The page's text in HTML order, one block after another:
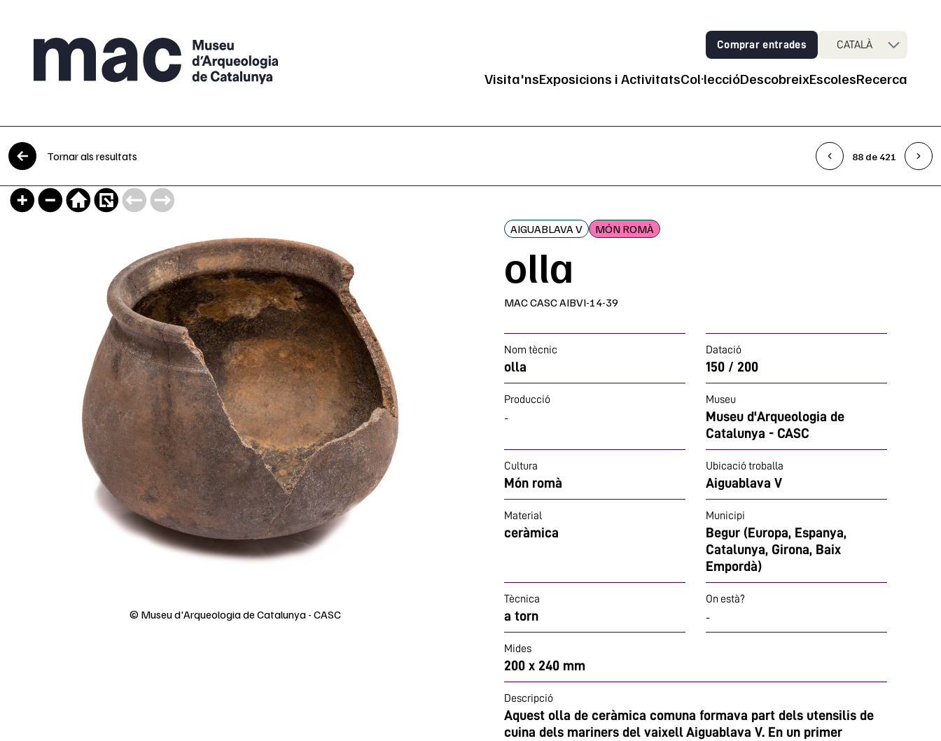
Vés al contingut Comprar entrades CATALÀ
Navegació principal
Visita'nsExposicions i ActivitatsCol·leccióDescobreixEscolesRecerca
Tornar als resultats 88 de 421
© Museu d'Arqueologia de Catalunya - CASC
AIGUABLAVA V MÓN ROMÀ
olla
MAC CASC AIBVI-14-39
Nom tècnic
olla
Datació
150 / 200
Producció
-
Museu
Museu d'Arqueologia de
Catalunya - CASC
Cultura
Món romà
Ubicació troballa
Aiguablava V
Material
ceràmica
Municipi
Begur (Europa, Espanya,
Catalunya, Girona, Baix
Empordà)
Tècnica
a torn
On està?
-
Mides
200 x 240 mm
Descripció
Aquest olla de ceràmica comuna formava part dels utensilis de
cuina dels mariners del vaixell Aiguablava V. En un primer